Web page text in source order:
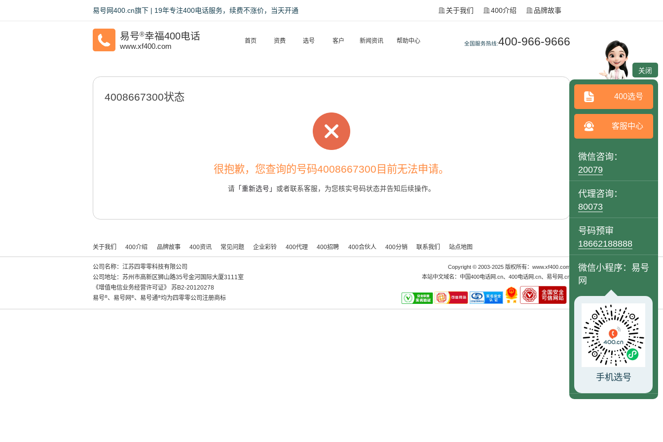
易号网400.cn旗下 | 19年专注400电话服务，续费不涨价，当天开通 关于我们 400介绍 品牌故事
易号®幸福400电话
www.xf400.com 全国服务热线:400-966-9666
首页 资费 选号 客户 新闻资讯 帮助中心
4008667300状态
很抱歉，您查询的号码4008667300目前无法申请。
请 「重新选号」 或者联系客服，为您核实号码状态并告知后续操作。
关于我们 400介绍 品牌故事 400资讯 常见问题 企业彩铃 400代理 400招聘 400合伙人 400分销 联系我们 站点地图
公司名称：江苏四零零科技有限公司
公司地址：苏州市高新区狮山路35号金河国际大厦3111室
《增值电信业务经营许可证》
苏B2-20120278
易号®、易号网®、易号通®均为四零零公司注册商标
Copyright © 2003-2025 版权所有：www.xf400.com
本站中文域名： 中国400电话网.cn、 400电话网.cn、 易号网.cn
关闭
400选号
客服中心
微信咨询：
20079
代理咨询：
80073
号码预审
18662188888
微信小程序：易号
网
手机选号